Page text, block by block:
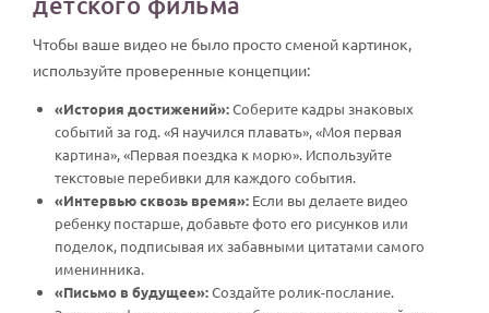
Чтобы ваше видео не было просто сменой картинок,
используйте проверенные концепции:
«История достижений»:Соберите кадры знаковых
событий за год. «Я научился плавать», «Моя первая
картина», «Первая поездка к морю». Используйте
текстовые перебивки для каждого события.
«Интервью сквозь время»: Если вы делаете видео
ребенку постарше, добавьте фото его рисунков или
поделок, подписывая их забавными цитатами самого
именинника.
«Письмо в будущее»:Создайте ролик-послание.